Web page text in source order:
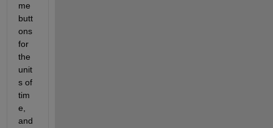
me
butt
ons
for
the
unit
s of
tim
e,
and